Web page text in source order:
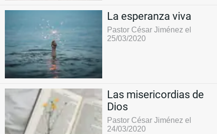
La esperanza viva
Pastor César Jiménez el
25/03/2020
Las misericordias de
Dios
Pastor César Jiménez el
24/03/2020